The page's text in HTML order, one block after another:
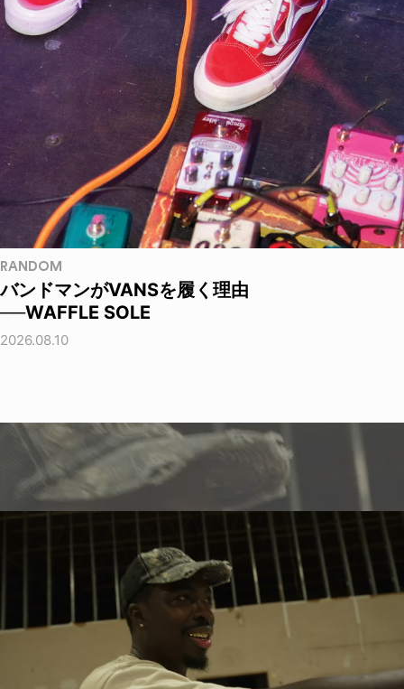
RANDOM
バンドマンがVANSを履く理由
──WAFFLE SOLE
2026.08.10